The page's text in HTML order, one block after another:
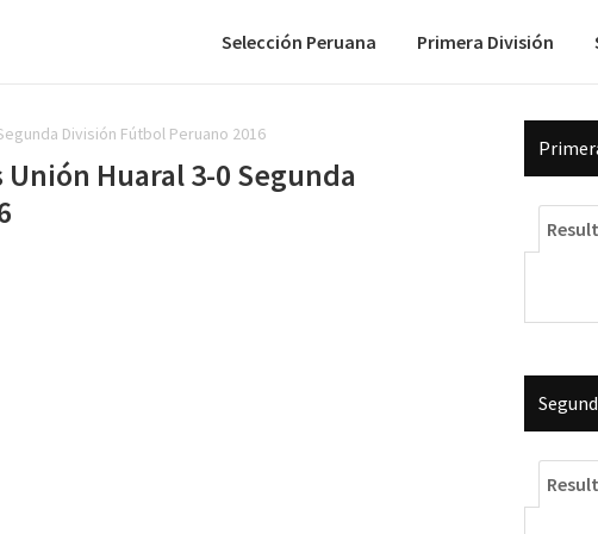
Selección Peruana Primera División
División Fútbol Peruano 2016
Huaral 3-0 Segunda
Barra